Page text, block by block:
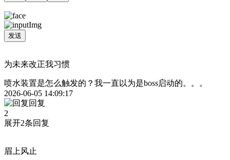
发送
为未来改正我习惯
喷水装置是怎么触发的？我一直以为是boss启动的。。。
2026-06-05 14:09:17
回复
2
展开2条回复
眉上风止